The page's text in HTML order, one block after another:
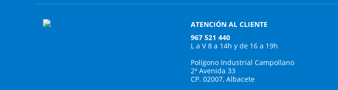
ATENCIÓN AL CLIENTE
967 521 440
L a V 8 a 14h y de 16 a 19h
Polígono Industrial Campollano
2ª Avenida 33
CP. 02007, Albacete